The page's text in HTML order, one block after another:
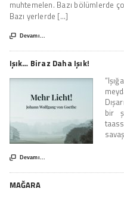
muhtemelen. Bazı bölümlerde
Bazı yerlerde [...]
 Devamı...
Işık… Biraz Daha Işık!
bir
 Devamı...
MAĞARA